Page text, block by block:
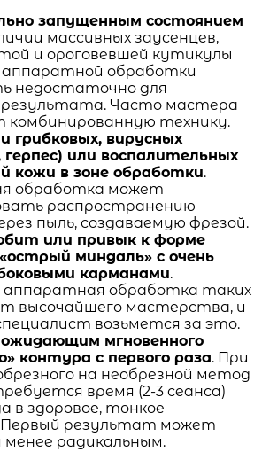
запущенным состоянием
массивных заусенцев,
и ороговевшей кутикулы
аппаратной обработки
недостаточно для
результата. Часто мастера
комбинированную технику.
грибковых, вирусных
герпес) или воспалительных
кожи в зоне обработки.
обработка может
распространению
пыль, создаваемую фрезой.
или привык к форме
миндаль» с очень
карманами.
аппаратная обработка таких
высочайшего мастерства, и
возьмется за это.
мгновенного
контура с первого раза. При
на необрезной метод
время (2-3 сеанса)
в здоровое, тонкое
Первый результат может
менее радикальным.